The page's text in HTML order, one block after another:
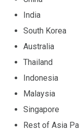
India
South Korea
Australia
Thailand
Indonesia
Malaysia
Singapore
Rest of Asia